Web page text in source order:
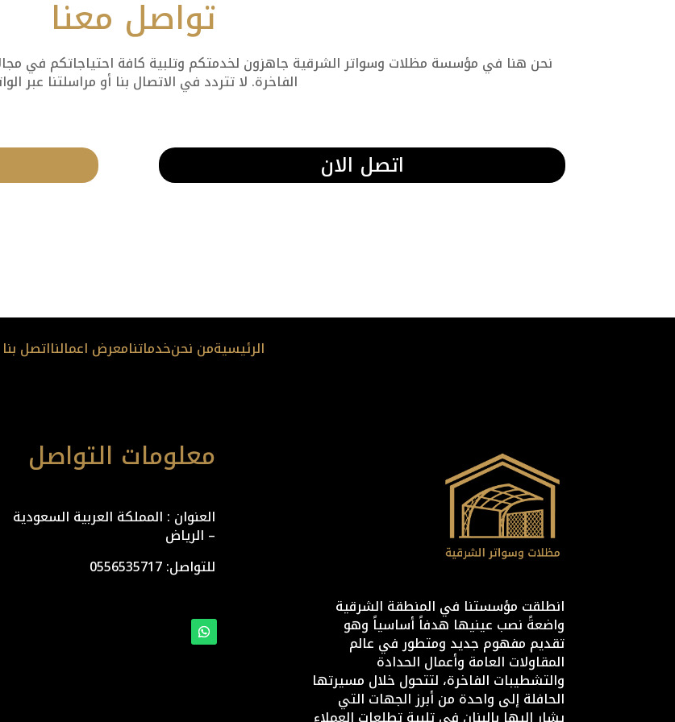
تواصل معنا
نحن هنا في مؤسسة مظلات وسواتر الشرقية جاهزون لخدمتكم وتلبية كافة احتياجاتكم في
الفاخرة. لا تتردد في الاتصال بنا أو مراسلتنا عبر
اتصل الان
الرئيسيةمن نحنخدماتنامعرض اعمالنااتصل بنا
معلومات التواصل
العنوان : المملكة العربية السعودية
– الرياض
للتواصل: ⁦0556535717
انطلقت مؤسستنا في المنطقة الشرقية
واضعةً نصب عينيها هدفاً أساسياً وهو
تقديم مفهوم جديد ومتطور في عالم
المقاولات العامة وأعمال الحدادة
والتشطيبات الفاخرة، لتتحول خلال مسيرتها
الحافلة إلى واحدة من أبرز الجهات التي